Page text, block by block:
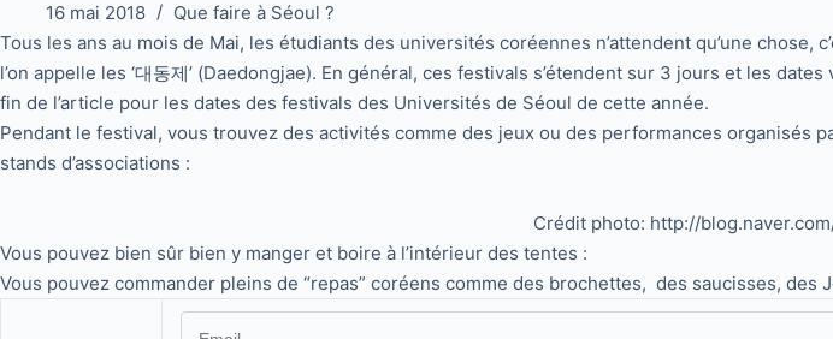
16 mai 2018
Que faire à Séoul ?
Tous les ans au mois de Mai, les étudiants des universités coréennes n’attendent qu’une
l’on appelle les ‘대동제’ (Daedongjae). En général, ces festivals s’étendent sur 3 jours et les
fin de l’article pour les dates des festivals des Universités de Séoul de cette année.
Pendant le festival, vous trouvez des activités comme des jeux ou des performances organisés
stands d’associations :
Crédit photo: http://
Vous pouvez bien sûr bien y manger et boire à l’intérieur des tentes :
Vous pouvez commander pleins de “repas” coréens comme des brochettes, des saucisses,